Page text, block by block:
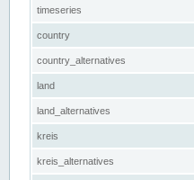
timeseries
country
country_alternatives
land
land_alternatives
kreis
kreis_alternatives